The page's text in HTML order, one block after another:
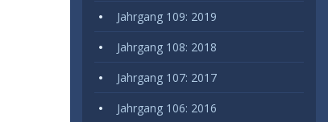
Jahrgang 109: 2019
Jahrgang 108: 2018
Jahrgang 107: 2017
Jahrgang 106: 2016